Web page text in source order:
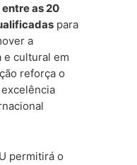
entre as 20
para
a
e cultural em
reforça o
permitirá o